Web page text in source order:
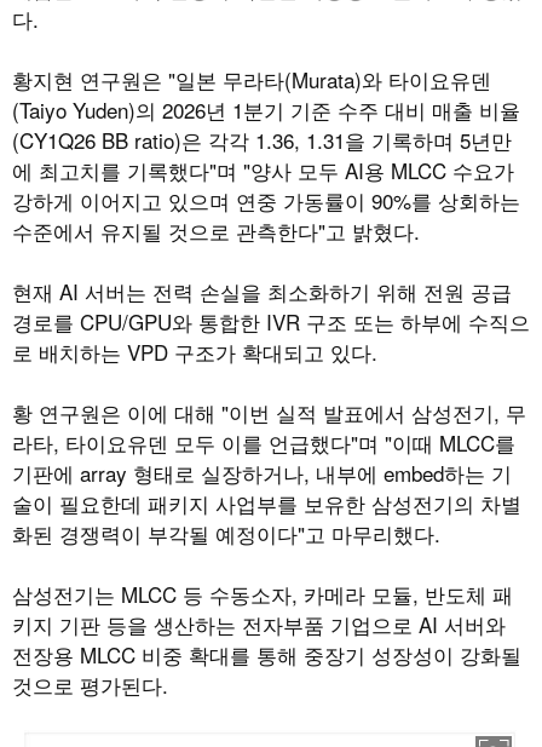
다.
황지현 연구원은 "일본 무라타(Murata)와 타이요유덴
(Taiyo Yuden)의 2026년 1분기 기준 수주 대비 매출 비율
(CY1Q26 BB ratio)은 각각 1.36, 1.31을 기록하며 5년만
에 최고치를 기록했다"며 "양사 모두 AI용 MLCC 수요가
강하게 이어지고 있으며 연중 가동률이 90%를 상회하는
수준에서 유지될 것으로 관측한다"고 밝혔다.
현재 AI 서버는 전력 손실을 최소화하기 위해 전원 공급
경로를 CPU/GPU와 통합한 IVR 구조 또는 하부에 수직으
로 배치하는 VPD 구조가 확대되고 있다.
황 연구원은 이에 대해 "이번 실적 발표에서 삼성전기, 무
라타, 타이요유덴 모두 이를 언급했다"며 "이때 MLCC를
기판에 array 형태로 실장하거나, 내부에 embed하는 기
술이 필요한데 패키지 사업부를 보유한 삼성전기의 차별
화된 경쟁력이 부각될 예정이다"고 마무리했다.
삼성전기는 MLCC 등 수동소자, 카메라 모듈, 반도체 패
키지 기판 등을 생산하는 전자부품 기업으로 AI 서버와
전장용 MLCC 비중 확대를 통해 중장기 성장성이 강화될
것으로 평가된다.